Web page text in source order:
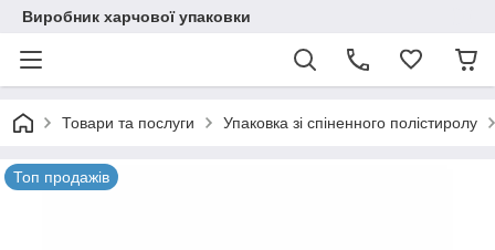
Виробник харчової упаковки
Товари та послуги Упаковка зі спіненного полістиролу
Топ продажів